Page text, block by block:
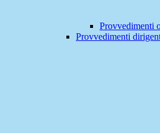
Provvedimenti
Provvedimenti